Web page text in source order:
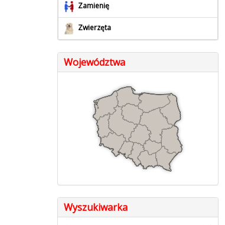
Zamienię
Zwierzęta
Województwa
Wyszukiwarka